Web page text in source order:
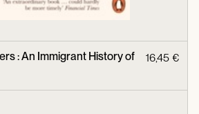
: An Immigrant History of
16,45 €